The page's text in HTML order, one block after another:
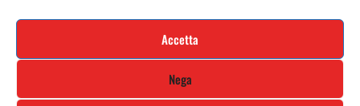
Accetta
Nega
Iscriviti alla nostra newsletter e rimani